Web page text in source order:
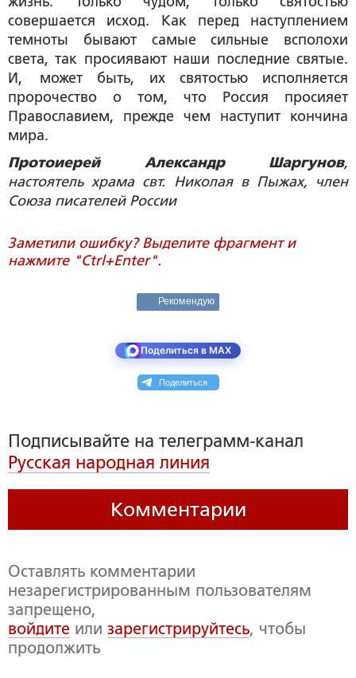
совершается исход. Как перед наступлением
темноты бывают самые сильные всполохи
света, так просиявают наши последние святые.
И, может быть, их святостью исполняется
пророчество о том, что Россия просияет
Православием, прежде чем наступит кончина
мира.
Протоиерей Александр Шаргунов,
настоятель храма свт. Николая в Пыжах, член
Союза писателей России
Заметили ошибку? Выделите фрагмент и
нажмите "Ctrl+Enter".
Рекомендую
Поделиться в MAX
Поделиться
Подписывайте на телеграмм-канал
Русская народная линия
Комментарии
Оставлять комментарии
незарегистрированным пользователям
запрещено,
войдите или зарегистрируйтесь, чтобы
продолжить